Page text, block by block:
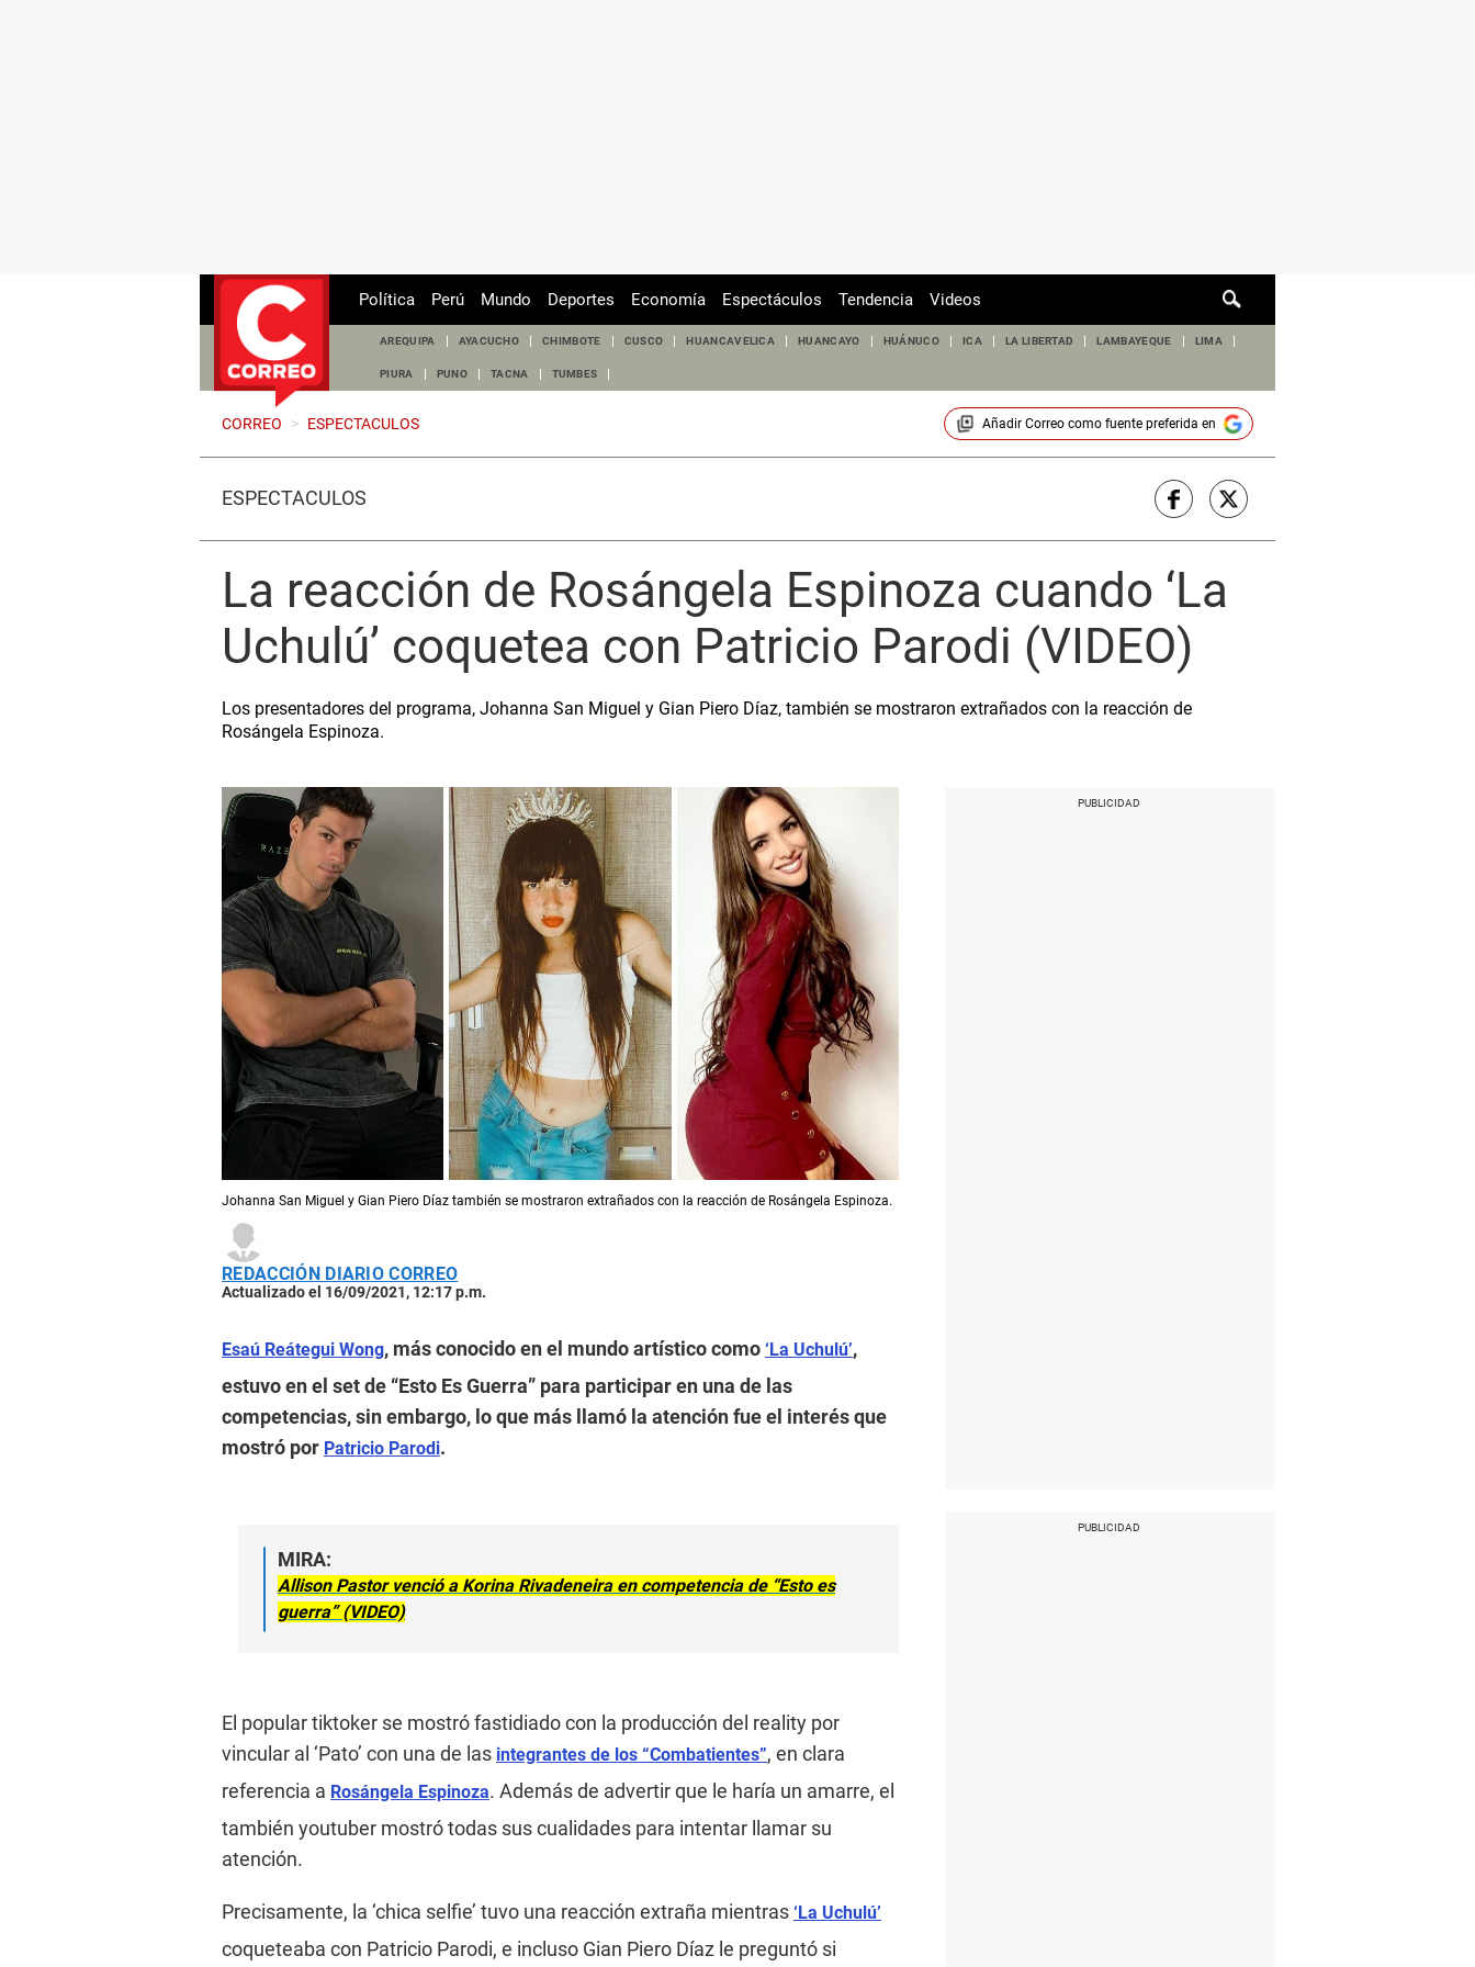
de
Política Perú Mundo Deportes Economía Espectáculos Tendencia Videos
AREQUIPA AYACUCHO CHIMBOTE CUSCO HUANCAVELICA HUANCAYO HUÁNUCO ICA LA LIBERTAD LAMBAYEQUE LIMA
PIURA PUNO TACNA TUMBES
CORREO > ESPECTACULOS Añadir Correocomo fuente preferida en
ESPECTÁCULOS
La reacción de Rosángela Espinoza cuando ‘La
Uchulú’ coquetea con Patricio Parodi (VIDEO)
Los presentadores del programa, Johanna San Miguel y Gian Piero Díaz, también se mostraron extrañados con la reacción de
Rosángela Espinoza.
Johanna San Miguel y Gian Piero Díaz también se mostraron extrañados con la reacción de Rosángela Espinoza.
REDACCIÓN DIARIO CORREO
Actualizado el 16/09/2021, 12:17 p.m.
Esaú Reátegui Wong, más conocido en el mundo artístico como ‘La Uchulú’,
estuvo en el set de “Esto Es Guerra” para participar en una de las
competencias, sin embargo, lo que más llamó la atención fue el interés que
mostró por Patricio Parodi.
MIRA:
Allison Pastor venció a Korina Rivadeneira en competencia de “Esto es
guerra” (VIDEO)
El popular tiktoker se mostró fastidiado con la producción del reality por
vincular al ‘Pato’ con una de las integrantes de los “Combatientes”, en clara
referencia a Rosángela Espinoza. Además de advertir que le haría un amarre, el
también youtuber mostró todas sus cualidades para intentar llamar su
atención.
Precisamente, la ‘chica selfie’ tuvo una reacción extraña mientras ‘La Uchulú’
coqueteaba con Patricio Parodi, e incluso Gian Piero Díaz le preguntó si